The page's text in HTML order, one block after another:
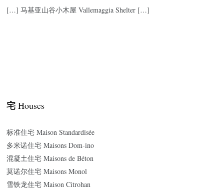
[…] 马基亚山谷小木屋 Vallemaggia Shelter […]
宅 Houses
标准住宅 Maison Standardisée
多米诺住宅 Maisons Dom-ino
混凝土住宅 Maisons de Béton
莫诺尔住宅 Maisons Monol
雪铁龙住宅 Maison Citrohan